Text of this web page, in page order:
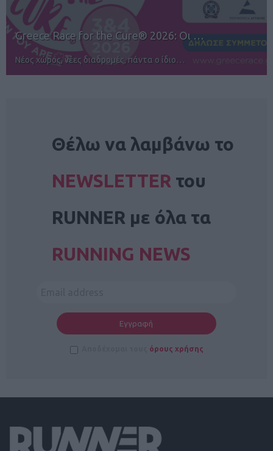
12ος TUI Rhodes Marathon: Άνοιγμα ε…
Αγώνες για όλους στην Ρόδο
Θέλω να λαμβάνω το
NEWSLETTER του
RUNNER με όλα τα
RUNNING NEWS
όρους χρήσης